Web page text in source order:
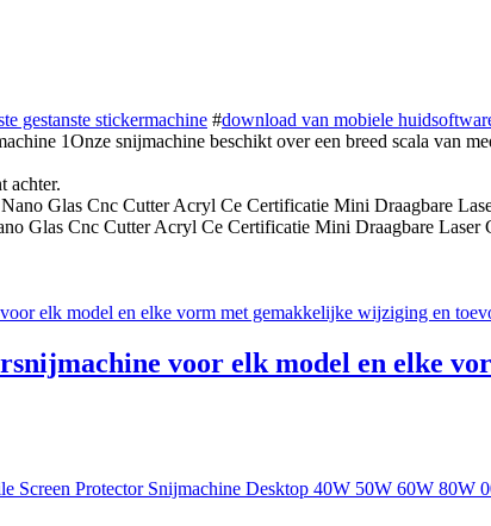
gestanste stickermachine #download van mobiele
1Onze snijmachine beschikt over een breed scala van
achter.
Glas Cnc Cutter Acryl Ce Certificatie Mini Draagbare Laser
voor elk model en elke